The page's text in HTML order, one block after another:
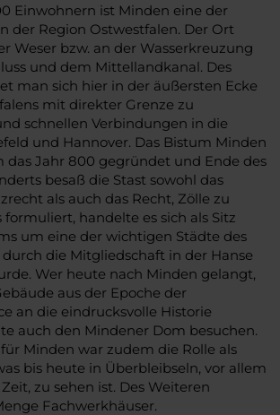
Einwohnern ist Minden eine der
der Region Ostwestfalen. Der Ort
Weser bzw. an der Wasserkreuzung
und dem Mittellandkanal. Des
man sich hier in der äußersten Ecke
mit direkter Grenze zu
schnellen Verbindungen in die
und Hannover. Das Bistum Minden
das Jahr 800 gegründet und Ende des
besaß die Stast sowohl das
als auch das Recht, Zölle zu
formuliert, handelte es sich als Sitz
um eine der wichtigen Städte des
die Mitgliedschaft in der Hanse
Wer heute nach Minden gelangt,
aus der Epoche der
an die eindrucksvolle Historie
auch den Mindener Dom besuchen.
Minden war zudem die Rolle als
bis heute in Überbleibseln, vor allem
zu sehen ist. Des Weiteren
Fachwerkhäuser.